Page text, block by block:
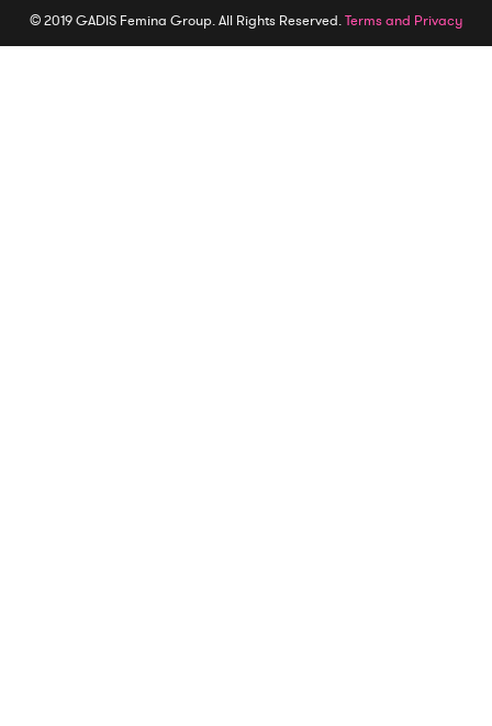
© 2019 GADIS Femina Group. All Rights Reserved.Terms and Privacy